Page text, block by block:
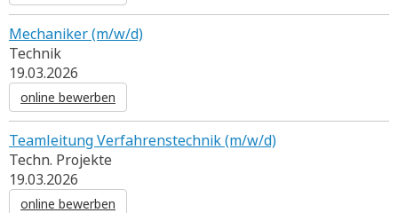
Mechaniker (m/w/d)
Technik
19.03.2026
online bewerben
Teamleitung Verfahrenstechnik (m/w/d)
Techn. Projekte
19.03.2026
online bewerben